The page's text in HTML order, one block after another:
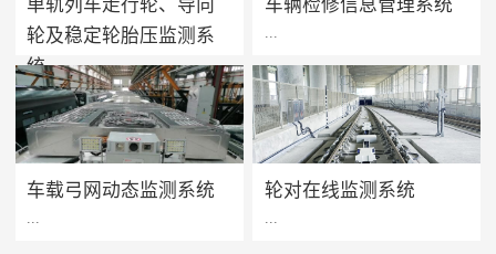
单轨列车走行轮、导向
轮及稳定轮胎压监测系
统
...
单轨列车胎压监测系统用于实
时监测单轨列车走行轮、导向
轮及稳定轮的轮胎气压及温度
爆胎时能够及时做出预报及报
车辆检修信息管理系统
方案价值 · 提升设备可靠性：
系统将车辆维保工作聚焦在提
高设备可靠性上，促进被动维
设备健康状态预警及检修智能
车载弓网动态监测系统 轮对在线监测系统